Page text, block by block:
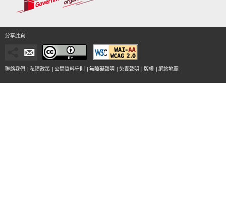
分享此頁
聯絡我們 | 私隱政策 | 公開資料守則 | 無障礙聲明 | 免責聲明 | 版權 | 網站地圖